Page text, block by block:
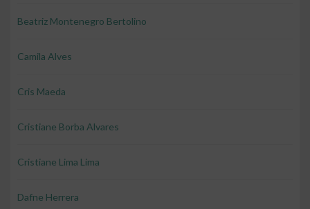
Beatriz Montenegro Bertolino
Camila Alves
Cris Maeda
Cristiane Borba Alvares
Cristiane Lima Lima
Dafne Herrera